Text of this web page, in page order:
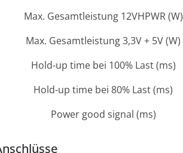
Max. Gesamtleistung 12VHPWR (W)
Max. Gesamtleistung 3,3V + 5V (W)
Hold-up time bei 100% Last (ms)
Hold-up time bei 80% Last (ms)
Power good signal (ms)